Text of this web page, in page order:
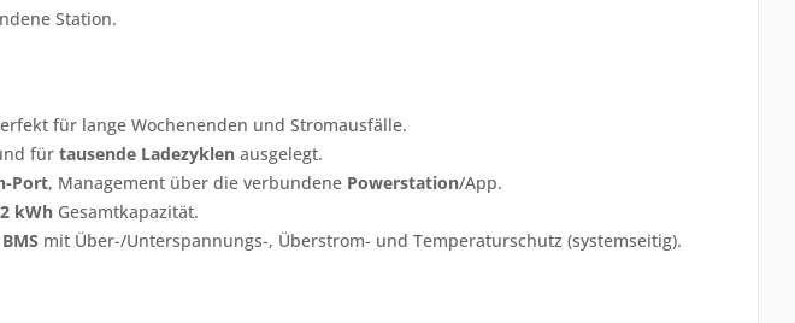
Station.
für lange Wochenenden und Stromausfälle.
für tausende Ladezyklen ausgelegt.
Port, Management über die verbundene Powerstation/App.
kWh Gesamtkapazität.
BMS mit Über-/Unterspannungs-, Überstrom- und Temperaturschutz (systemseitig).